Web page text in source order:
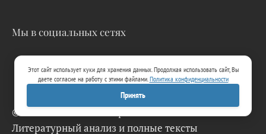
Мы в социальных сетях
© 2026 Lit-Ra.su. Электронная библиотека.
Литературный анализ и полные тексты
Этот сайт использует куки для хранения данных. Продолжая использовать сайт, Вы
даете согласие на работу с этими файлами.Политика конфиденциальности
Принять